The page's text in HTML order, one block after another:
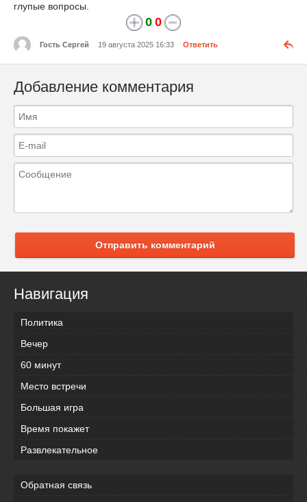
глупые вопросы.
0 0
Гость Сергей 19 августа 2025 16:33 Ответить
Добавление комментария
Отправить комментарий
Навигация
Политика
Вечер
60 минут
Место встречи
Большая игра
Время покажет
Развлекательное
Обратная связь